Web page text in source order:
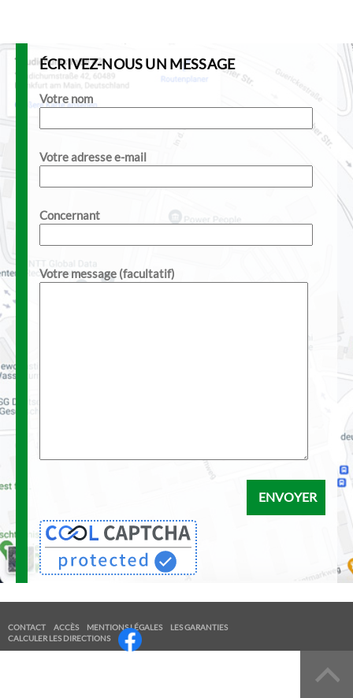
ÉCRIVEZ-NOUS UN MESSAGE
Votre nom
Votre adresse e-mail
Concernant
Votre message (facultatif)
CONTACT ACCÈS MENTIONS LÉGALES
LES GARANTIES
CALCULER LES DIRECTIONS